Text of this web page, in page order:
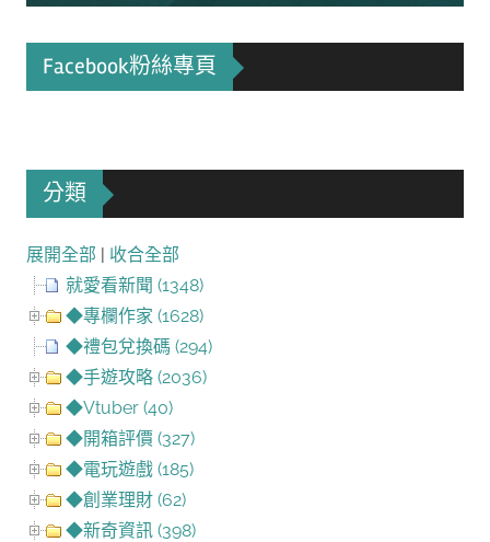
Facebook粉絲專頁
分類
展開全部 | 收合全部
就愛看新聞 (1348)
◆專欄作家 (1628)
◆禮包兌換碼 (294)
◆手遊攻略 (2036)
◆Vtuber (40)
◆開箱評價 (327)
◆電玩遊戲 (185)
◆創業理財 (62)
◆新奇資訊 (398)